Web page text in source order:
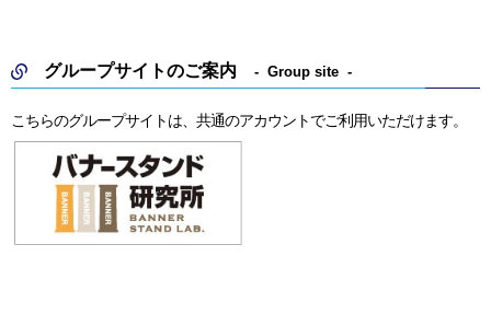
グループサイトのご案内 Group site
こちらのグループサイトは、共通のアカウントでご利用いただけます。